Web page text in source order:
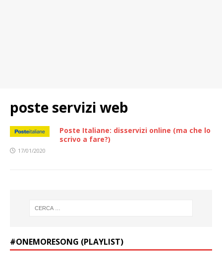
poste servizi web
Poste Italiane: disservizi online (ma che lo
scrivo a fare?)
17/01/2020
#ONEMORESONG (PLAYLIST)